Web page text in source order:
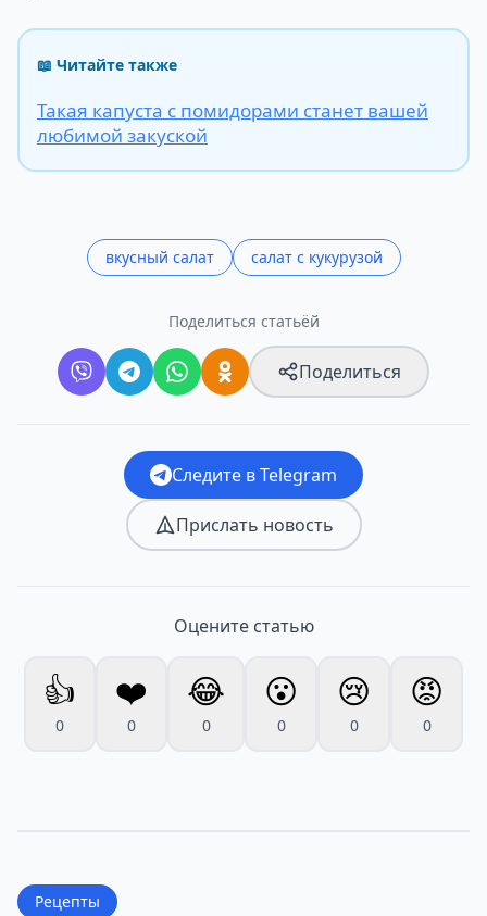
📖 Читайте также
Такая капуста с помидорами станет вашей
любимой закуской
вкусный салат салат с кукурузой
Поделиться статьёй
Поделиться
Следите в Telegram
Прислать новость
Оцените статью
👍
0
❤️
0
😂
0
😮
0
😢
0
😡
0
Рецепты